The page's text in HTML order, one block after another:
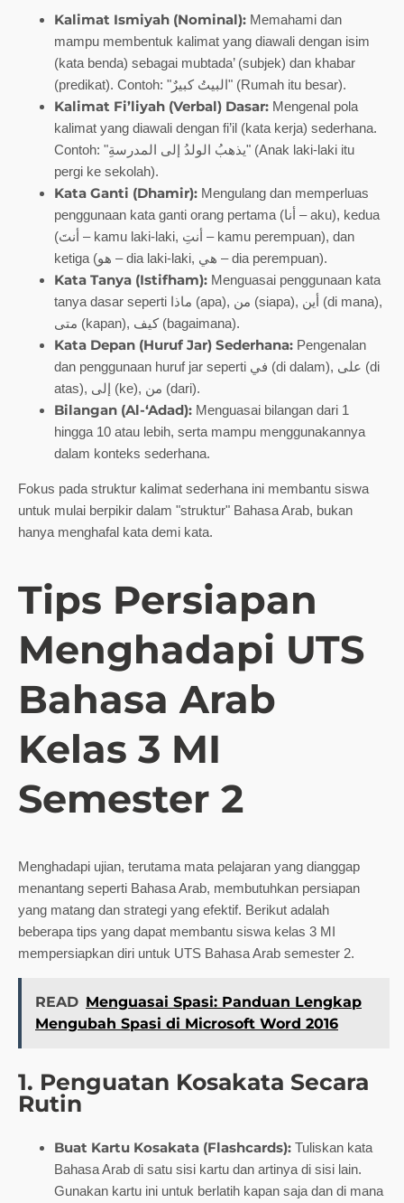
Kalimat Ismiyah (Nominal): Memahami dan
mampu membentuk kalimat yang diawali dengan isim
(kata benda) sebagai mubtada’ (subjek) dan khabar
(predikat). Contoh: "البيتُ كبيرٌ" (Rumah itu besar).
Kalimat Fi’liyah (Verbal) Dasar: Mengenal pola
kalimat yang diawali dengan fi’il (kata kerja) sederhana.
Contoh: "يذهبُ الولدُ إلى المدرسةِ" (Anak laki-laki itu
pergi ke sekolah).
Kata Ganti (Dhamir): Mengulang dan memperluas
penggunaan kata ganti orang pertama (أنا – aku), kedua
(أنتَ – kamu laki-laki, أنتِ – kamu perempuan), dan
ketiga (هو – dia laki-laki, هي – dia perempuan).
Kata Tanya (Istifham): Menguasai penggunaan kata
tanya dasar seperti ماذا (apa), من (siapa), أين (di mana),
متى (kapan), كيف (bagaimana).
Kata Depan (Huruf Jar) Sederhana: Pengenalan
dan penggunaan huruf jar seperti في (di dalam), على (di
atas), إلى (ke), من (dari).
Bilangan (Al-‘Adad): Menguasai bilangan dari 1
hingga 10 atau lebih, serta mampu menggunakannya
dalam konteks sederhana.
Fokus pada struktur kalimat sederhana ini membantu siswa
untuk mulai berpikir dalam "struktur" Bahasa Arab, bukan
hanya menghafal kata demi kata.
Tips Persiapan
Menghadapi UTS
Bahasa Arab
Kelas 3 MI
Semester 2
Menghadapi ujian, terutama mata pelajaran yang dianggap
menantang seperti Bahasa Arab, membutuhkan persiapan
yang matang dan strategi yang efektif. Berikut adalah
beberapa tips yang dapat membantu siswa kelas 3 MI
mempersiapkan diri untuk UTS Bahasa Arab semester 2.
READ Menguasai Spasi: Panduan Lengkap
Mengubah Spasi di Microsoft Word 2016
1. Penguatan Kosakata Secara
Rutin
Buat Kartu Kosakata (Flashcards): Tuliskan kata
Bahasa Arab di satu sisi kartu dan artinya di sisi lain.
Gunakan kartu ini untuk berlatih kapan saja dan di mana